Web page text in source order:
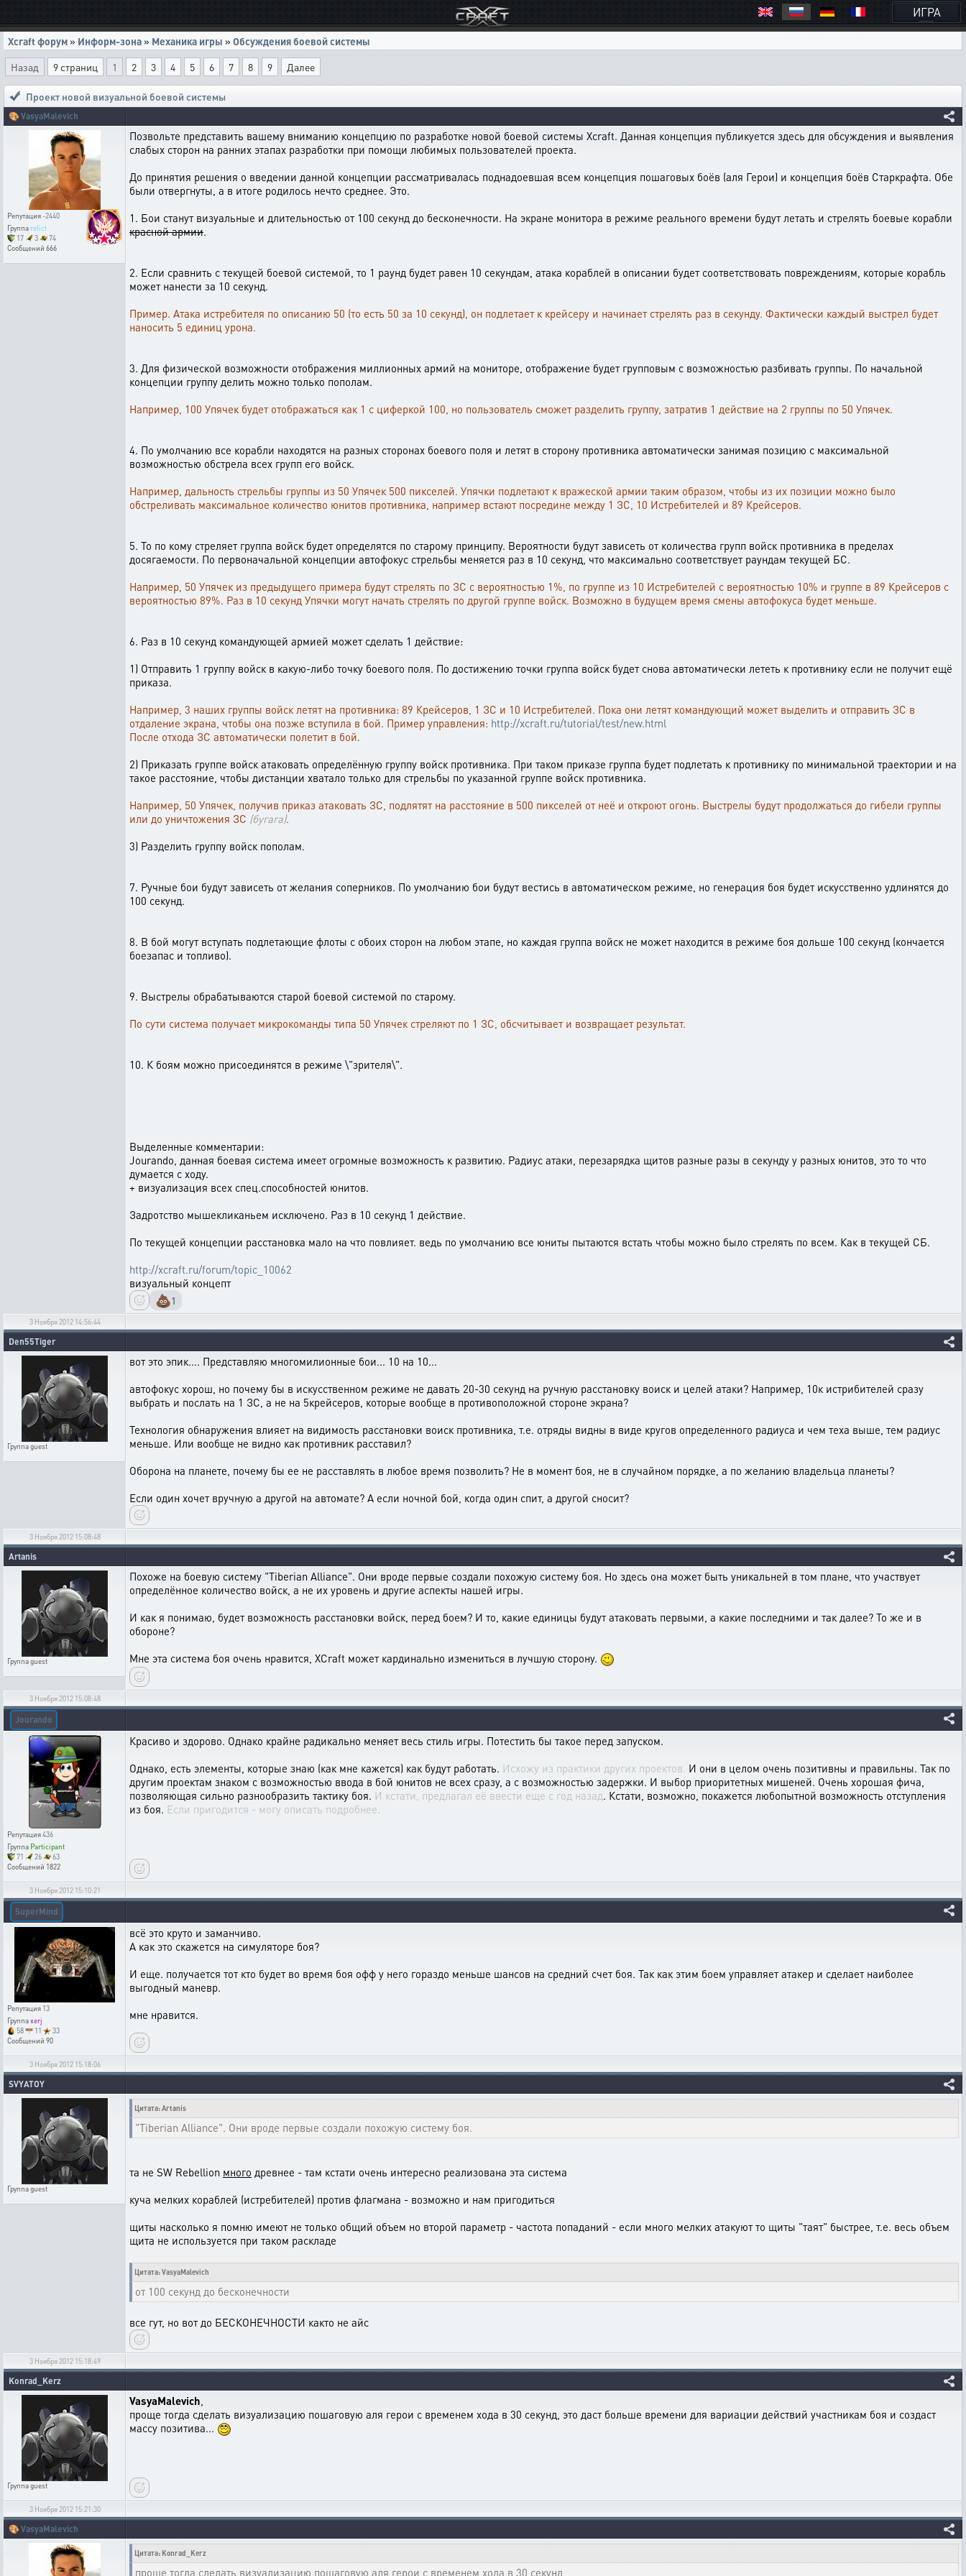
ИГРА
Xcraft форум » Информ-зона » Механика игры » Обсуждения боевой системы
Назад
9 страниц 1 2 3 4 5 6 7 8 9 Далее
Проект новой визуальной боевой системы
🎨 VasyaMalevich
Репутация-2440
Группа relict
17
3
74
Сообщений 666
Позвольте представить вашему вниманию концепцию по разработке новой боевой системы Xcraft. Данная концепция публикуется здесь для обсуждения и выявления
слабых сторон на ранних этапах разработки при помощи любимых пользователей проекта.
До принятия решения о введении данной концепции рассматривалась поднадоевшая всем концепция пошаговых боёв (аля Герои) и концепция боёв Старкрафта. Обе
были отвергнуты, а в итоге родилось нечто среднее. Это.
1. Бои станут визуальные и длительностью от 100 секунд до бесконечности. На экране монитора в режиме реального времени будут летать и стрелять боевые корабли
красной армии.
2. Если сравнить с текущей боевой системой, то 1 раунд будет равен 10 секундам, атака кораблей в описании будет соответствовать повреждениям, которые корабль
может нанести за 10 секунд.
Пример. Атака истребителя по описанию 50 (то есть 50 за 10 секунд), он подлетает к крейсеру и начинает стрелять раз в секунду. Фактически каждый выстрел будет
наносить 5 единиц урона.
3. Для физической возможности отображения миллионных армий на мониторе, отображение будет групповым с возможностью разбивать группы. По начальной
концепции группу делить можно только пополам.
Например, 100 Упячек будет отображаться как 1 с циферкой 100, но пользователь сможет разделить группу, затратив 1 действие на 2 группы по 50 Упячек.
4. По умолчанию все корабли находятся на разных сторонах боевого поля и летят в сторону противника автоматически занимая позицию с максимальной
возможностью обстрела всех групп его войск.
Например, дальность стрельбы группы из 50 Упячек 500 пикселей. Упячки подлетают к вражеской армии таким образом, чтобы из их позиции можно было
обстреливать максимальное количество юнитов противника, например встают посредине между 1 ЗС, 10 Истребителей и 89 Крейсеров.
5. То по кому стреляет группа войск будет определятся по старому принципу. Вероятности будут зависеть от количества групп войск противника в пределах
досягаемости. По первоначальной концепции автофокус стрельбы меняется раз в 10 секунд, что максимально соответствует раундам текущей БС.
Например, 50 Упячек из предыдущего примера будут стрелять по ЗС с вероятностью 1%, по группе из 10 Истребителей с вероятностью 10% и группе в 89 Крейсеров с
вероятностью 89%. Раз в 10 секунд Упячки могут начать стрелять по другой группе войск. Возможно в будущем время смены автофокуса будет меньше.
6. Раз в 10 секунд командующей армией может сделать 1 действие:
1) Отправить 1 группу войск в какую-либо точку боевого поля. По достижению точки группа войск будет снова автоматически лететь к противнику если не получит ещё
приказа.
Например, 3 наших группы войск летят на противника: 89 Крейсеров, 1 ЗС и 10 Истребителей. Пока они летят командующий может выделить и отправить ЗС в
отдаление экрана, чтобы она позже вступила в бой. Пример управления: http://xcraft.ru/tutorial/test/new.html
После отхода ЗС автоматически полетит в бой.
2) Приказать группе войск атаковать определённую группу войск противника. При таком приказе группа будет подлетать к противнику по минимальной траектории и на
такое расстояние, чтобы дистанции хватало только для стрельбы по указанной группе войск противника.
Например, 50 Упячек, получив приказ атаковать ЗС, подлятят на расстояние в 500 пикселей от неё и откроют огонь. Выстрелы будут продолжаться до гибели группы
или до уничтожения ЗС (бугага).
3) Разделить группу войск пополам.
7. Ручные бои будут зависеть от желания соперников. По умолчанию бои будут вестись в автоматическом режиме, но генерация боя будет искусственно удлинятся до
100 секунд.
8. В бой могут вступать подлетающие флоты с обоих сторон на любом этапе, но каждая группа войск не может находится в режиме боя дольше 100 секунд (кончается
боезапас и топливо).
9. Выстрелы обрабатываются старой боевой системой по старому.
По сути система получает микрокоманды типа 50 Упячек стреляют по 1 ЗС, обсчитывает и возвращает результат.
10. К боям можно присоединятся в режиме \"зрителя\".
Выделенные комментарии:
Jourando, данная боевая система имеет огромные возможность к развитию. Радиус атаки, перезарядка щитов разные разы в секунду у разных юнитов, это то что
думается с ходу.
+ визуализация всех спец.способностей юнитов.
Задротство мышекликаньем исключено. Раз в 10 секунд 1 действие.
По текущей концепции расстановка мало на что повлияет. ведь по умолчанию все юниты пытаются встать чтобы можно было стрелять по всем. Как в текущей СБ.
http://xcraft.ru/forum/topic_10062
визуальный концепт
💩1
3 Ноября 2012 14:56:44
Den55Tiger
Группаguest
вот это эпик.... Представляю многомилионные бои... 10 на 10...
автофокус хорош, но почему бы в искусственном режиме не давать 20-30 секунд на ручную расстановку воиск и целей атаки? Например, 10к истрибителей сразу
выбрать и послать на 1 ЗС, а не на 5крейсеров, которые вообще в противоположной стороне экрана?
Технология обнаружения влияет на видимость расстановки воиск противника, т.е. отряды видны в виде кругов определенного радиуса и чем теха выше, тем радиус
меньше. Или вообще не видно как противник расставил?
Оборона на планете, почему бы ее не расставлять в любое время позволить? Не в момент боя, не в случайном порядке, а по желанию владельца планеты?
Если один хочет вручную а другой на автомате? А если ночной бой, когда один спит, а другой сносит?
3 Ноября 2012 15:08:48
Artanis
Группаguest
Похоже на боевую систему "Tiberian Alliance". Они вроде первые создали похожую систему боя. Но здесь она может быть уникальней в том плане, что участвует
определённое количество войск, а не их уровень и другие аспекты нашей игры.
И как я понимаю, будет возможность расстановки войск, перед боем? И то, какие единицы будут атаковать первыми, а какие последними и так далее? То же и в
обороне?
Мне эта система боя очень нравится, XCraft может кардинально измениться в лучшую сторону.
3 Ноября 2012 15:08:48
Jourando
Репутация436
Группа Participant
71
26
63
Сообщений 1822
Красиво и здорово. Однако крайне радикально меняет весь стиль игры. Потестить бы такое перед запуском.
Однако, есть элементы, которые знаю (как мне кажется) как будут работать. Исхожу из практики других проектов. И они в целом очень позитивны и правильны. Так по
другим проектам знаком с возможностью ввода в бой юнитов не всех сразу, а с возможностью задержки. И выбор приоритетных мишеней. Очень хорошая фича,
позволяющая сильно разнообразить тактику боя. И кстати, предлагал её ввести еще с год назад. Кстати, возможно, покажется любопытной возможность отступления
из боя. Если пригодится - могу описать подробнее.
3 Ноября 2012 15:10:21
SuperMind
Репутация 13
Группаxerj
58
11
33
Сообщений 90
всё это круто и заманчиво.
А как это скажется на симуляторе боя?
И еще. получается тот кто будет во время боя офф у него гораздо меньше шансов на средний счет боя. Так как этим боем управляет атакер и сделает наиболее
выгодный маневр.
мне нравится.
3 Ноября 2012 15:18:06
SVYATOY
Группаguest
Цитата: Artanis
"Tiberian Alliance". Они вроде первые создали похожую систему боя.
та не SW Rebellion много древнее - там кстати очень интересно реализована эта система
куча мелких кораблей (истребителей) против флагмана - возможно и нам пригодиться
щиты насколько я помню имеют не только общий объем но второй параметр - частота попаданий - если много мелких атакуют то щиты "таят" быстрее, т.е. весь объем
щита не используется при таком раскладе
Цитата: VasyaMalevich
от 100 секунд до бесконечности
все гут, но вот до БЕСКОНЕЧНОСТИ както не айс
3 Ноября 2012 15:18:49
Konrad_Kerz
Группаguest
VasyaMalevich,
проще тогда сделать визуализацию пошаговую аля герои с временем хода в 30 секунд, это даст больше времени для вариации действий участникам боя и создаст
массу позитива...
3 Ноября 2012 15:21:30
🎨 VasyaMalevich
Цитата: Konrad_Kerz
проще тогда сделать визуализацию пошаговую аля герои с временем хода в 30 секунд